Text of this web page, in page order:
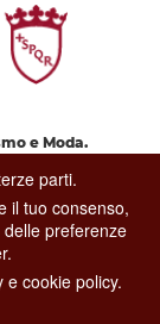
e Moda.
parti.
il tuo consenso,
preferenze
cookie policy.